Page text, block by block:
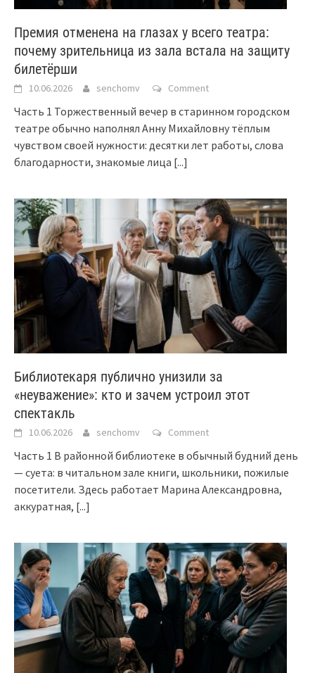
Премия отменена на глазах у всего театра:
почему зрительница из зала встала на защиту
билетёрши
10.06.2026 senchomv Comment
Часть 1 Торжественный вечер в старинном городском
театре обычно наполнял Анну Михайловну тёплым
чувством своей нужности: десятки лет работы, слова
благодарности, знакомые лица [...]
Библиотекаря публично унизили за
«неуважение»: кто и зачем устроил этот
спектакль
10.06.2026 senchomv Comment
Часть 1 В районной библиотеке в обычный будний день
— суета: в читальном зале книги, школьники, пожилые
посетители. Здесь работает Марина Александровна,
аккуратная, [...]